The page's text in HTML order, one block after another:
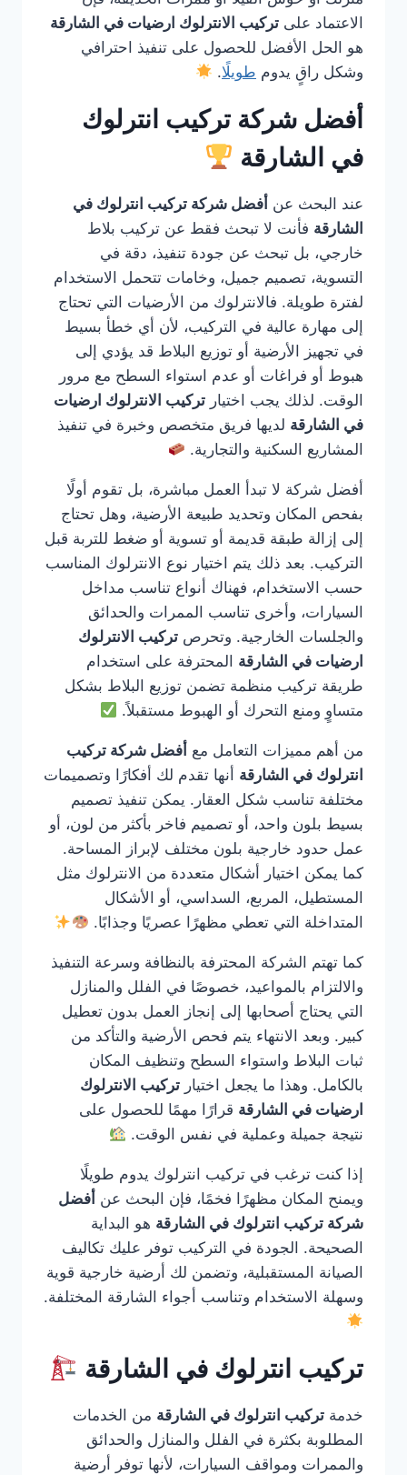
الاعتماد على تركيب الانترلوك ارضيات في الشارقة
هو الحل الأفضل للحصول على تنفيذ احترافي
وشكل راقٍ يدوم طويلًا.
أفضل شركة تركيب انترلوك
في الشارقة
عند البحث عن أفضل شركة تركيب انترلوك في
الشارقة فأنت لا تبحث فقط عن تركيب بلاط
خارجي، بل تبحث عن جودة تنفيذ، دقة في
التسوية، تصميم جميل، وخامات تتحمل الاستخدام
لفترة طويلة. فالانترلوك من الأرضيات التي تحتاج
إلى مهارة عالية في التركيب، لأن أي خطأ بسيط
في تجهيز الأرضية أو توزيع البلاط قد يؤدي إلى
هبوط أو فراغات أو عدم استواء السطح مع مرور
الوقت. لذلك يجب اختيار تركيب الانترلوك ارضيات
في الشارقة لديها فريق متخصص وخبرة في تنفيذ
المشاريع السكنية والتجارية.
أفضل شركة لا تبدأ العمل مباشرة، بل تقوم أولًا
بفحص المكان وتحديد طبيعة الأرضية، وهل تحتاج
إلى إزالة طبقة قديمة أو تسوية أو ضغط للتربة قبل
التركيب. بعد ذلك يتم اختيار نوع الانترلوك المناسب
حسب الاستخدام، فهناك أنواع تناسب مداخل
السيارات، وأخرى تناسب الممرات والحدائق
والجلسات الخارجية. وتحرص تركيب الانترلوك
ارضيات في الشارقة المحترفة على استخدام
طريقة تركيب منظمة تضمن توزيع البلاط بشكل
متساوٍ ومنع التحرك أو الهبوط مستقبلاً.
من أهم مميزات التعامل مع أفضل شركة تركيب
انترلوك في الشارقة أنها تقدم لك أفكارًا وتصميمات
مختلفة تناسب شكل العقار. يمكن تنفيذ تصميم
بسيط بلون واحد، أو تصميم فاخر بأكثر من لون، أو
عمل حدود خارجية بلون مختلف لإبراز المساحة.
كما يمكن اختيار أشكال متعددة من الانترلوك مثل
المستطيل، المربع، السداسي، أو الأشكال
المتداخلة التي تعطي مظهرًا عصريًا وجذابًا.
كما تهتم الشركة المحترفة بالنظافة وسرعة التنفيذ
والالتزام بالمواعيد، خصوصًا في الفلل والمنازل
التي يحتاج أصحابها إلى إنجاز العمل بدون تعطيل
كبير. وبعد الانتهاء يتم فحص الأرضية والتأكد من
ثبات البلاط واستواء السطح وتنظيف المكان
بالكامل. وهذا ما يجعل اختيار تركيب الانترلوك
ارضيات في الشارقة قرارًا مهمًا للحصول على
نتيجة جميلة وعملية في نفس الوقت.
إذا كنت ترغب في تركيب انترلوك يدوم طويلًا
ويمنح المكان مظهرًا فخمًا، فإن البحث عن أفضل
شركة تركيب انترلوك في الشارقة هو البداية
الصحيحة. الجودة في التركيب توفر عليك تكاليف
الصيانة المستقبلية، وتضمن لك أرضية خارجية قوية
وسهلة الاستخدام وتناسب أجواء الشارقة المختلفة.
تركيب انترلوك في الشارقة
خدمة تركيب انترلوك في الشارقة من الخدمات
المطلوبة بكثرة في الفلل والمنازل والحدائق
والممرات ومواقف السيارات، لأنها توفر أرضية